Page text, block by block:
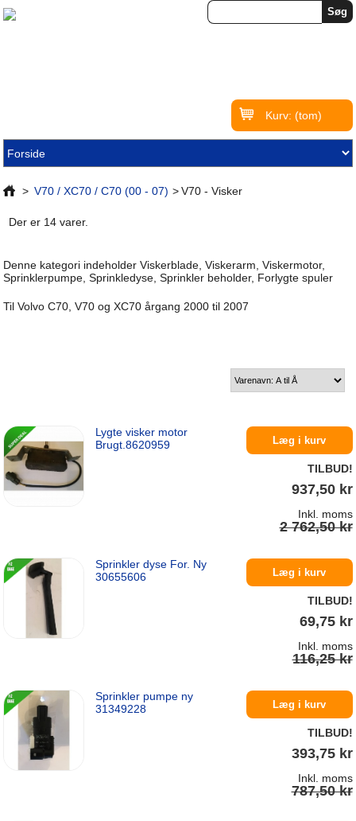
Kurv: (tom)
> V70 / XC70 / C70 (00 - 07) > V70 - Visker
Der er 14 varer.
Denne kategori indeholder Viskerblade, Viskerarm, Viskermotor,
Sprinklerpumpe, Sprinkledyse, Sprinkler beholder, Forlygte spuler
Til Volvo C70, V70 og XC70 årgang 2000 til 2007
Lygte visker motor
Brugt.8620959
Læg i kurv
TILBUD!
937,50 kr
Inkl. moms
2 762,50 kr
På lager
Sprinkler dyse For. Ny
30655606
Læg i kurv
TILBUD!
69,75 kr
Inkl. moms
116,25 kr
På lager
Sprinkler pumpe ny
31349228
Læg i kurv
TILBUD!
393,75 kr
Inkl. moms
787,50 kr